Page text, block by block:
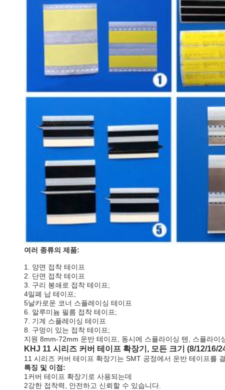
여러 종류의 제품:
1. 양면 접착 테이프
2. 단면 접착 테이프
3. 구리 봉쇄로 접착 테이프;
4밀폐 납 테이프;
5날카로운 코너 스플레이싱 테이프
6. 알루미늄 필름 접착 테이프;
7. 기계 스플레이싱 테이프
8. 구멍이 있는 접착 테이프;
지원 8mm-72mm 운반 테이프, 동시에 스플라이싱 텐, 스플라
KHJ 11 시리즈 커버 테이프 확장기, 모든 크기 (8/12/16/
11 시리즈 커버 테이프 확장기는 SMT 공정에서 운반 테이프를
특징 및 이점:
1커버 테이프 확장기로 사용되는데
2강한 접착력, 안전하고 신뢰할 수 있습니다.